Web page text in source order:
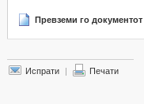
Превземи го документот
Испрати | Печати